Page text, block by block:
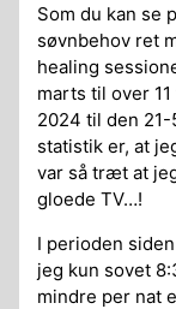
Som du kan se
søvnbehov ret
healing
marts til over
2024 til den 21-
statistik er, at
var så træt at
gloede TV…!
I perioden
jeg kun sovet
mindre per nat